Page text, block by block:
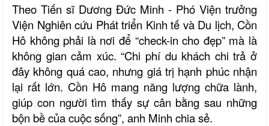
Theo Tiến sĩ Dương Đức Minh - Phó Viện trưởng
Viện Nghiên cứu Phát triển Kinh tế và Du lịch, Cồn
Hô không phải là nơi để “check-in cho đẹp” mà là
không gian cảm xúc. “Chi phí du khách chi trả ở
đây không quá cao, nhưng giá trị hạnh phúc nhận
lại rất lớn. Cồn Hô mang năng lượng chữa lành,
giúp con người tìm thấy sự cân bằng sau những
bộn bề của cuộc sống”, anh Minh chia sẻ.